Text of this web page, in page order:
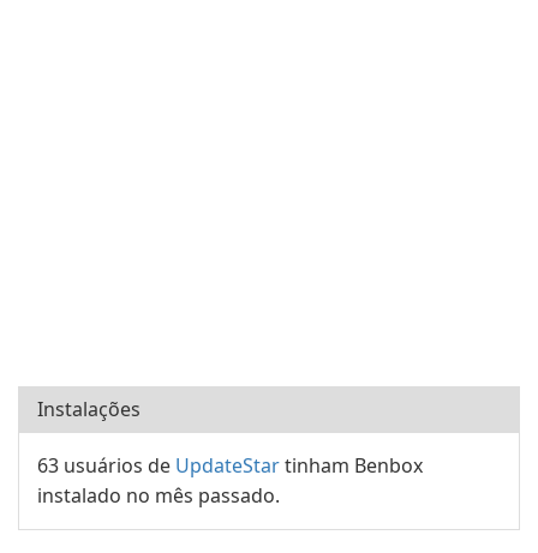
Instalações
63 usuários de UpdateStartinham Benbox
instalado no mês passado.